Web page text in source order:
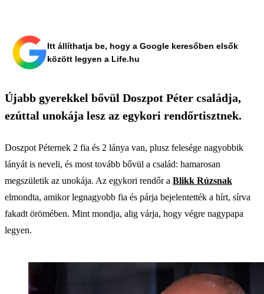
Itt állíthatja be, hogy a Google keresőben elsők
között legyen a Life.hu
Újabb gyerekkel bővül Doszpot Péter családja,
ezúttal unokája lesz az egykori rendőrtisztnek.
Doszpot Péternek 2 fia és 2 lánya van, plusz felesége nagyobbik
lányát is neveli, és most tovább bővül a család: hamarosan
megszületik az unokája. Az egykori rendőr a Blikk Rúzsnak
elmondta, amikor legnagyobb fia és párja bejelentették a hírt, sírva
fakadt örömében. Mint mondja, alig várja, hogy végre nagypapa
legyen.